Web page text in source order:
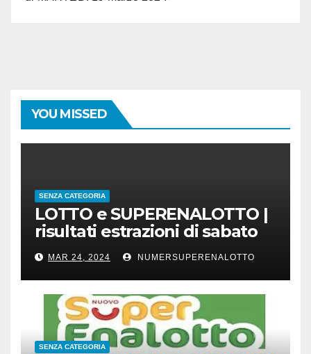
YOU MISSED
SENZA CATEGORIA
LOTTO e SUPERENALOTTO |
risultati estrazioni di sabato
23 marzo 2024
MAR 24, 2024 NUMERSUPERENALOTTO
SENZA CATEGORIA